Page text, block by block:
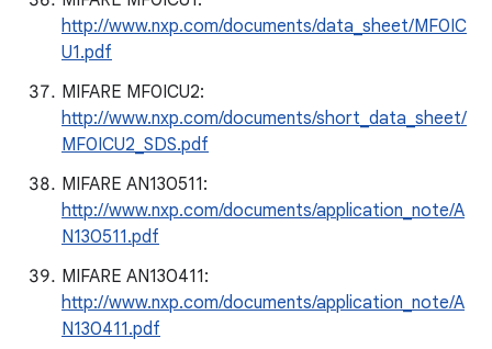
http://www.nxp.com/documents/data_sheet/MF0IC
U1.pdf
MIFARE MF0ICU2:
http://www.nxp.com/documents/short_data_sheet/
MF0ICU2_SDS.pdf
MIFARE AN130511:
http://www.nxp.com/documents/application_note/A
N130511.pdf
MIFARE AN130411:
http://www.nxp.com/documents/application_note/A
N130411.pdf